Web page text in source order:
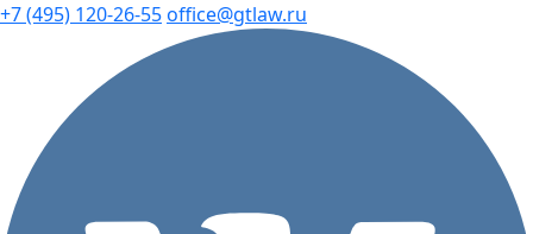
+7 (495) 120-26-55office@gtlaw.ru